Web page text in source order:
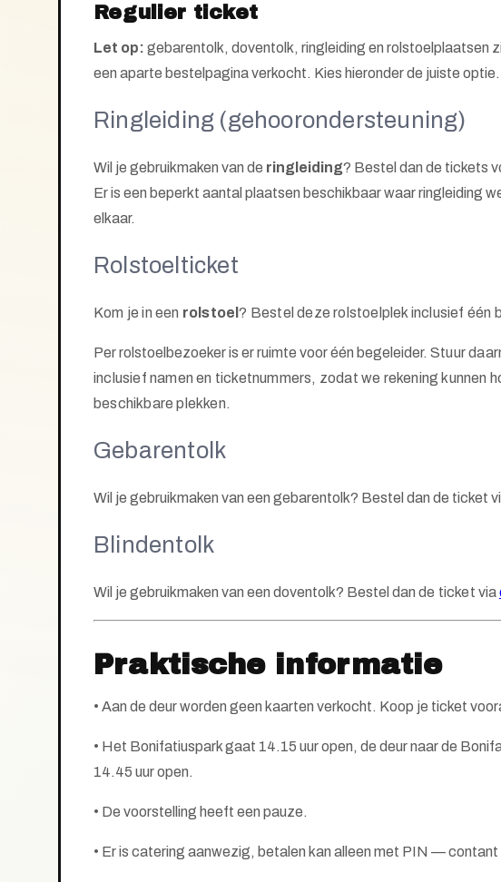
Regulier ticket
Let op: gebarentolk, doventolk, ringleiding en rolstoelplaatsen
een aparte bestelpagina verkocht. Kies hieronder de juiste optie.
Ringleiding (gehoorondersteuning)
Wil je gebruikmaken van de ringleiding? Bestel dan de tickets
Er is een beperkt aantal plaatsen beschikbaar waar ringleiding
elkaar.
Rolstoelticket
Kom je in een rolstoel? Bestel deze rolstoelplek inclusief één
Per rolstoelbezoeker is er ruimte voor één begeleider. Stuur
inclusief namen en ticketnummers, zodat we rekening kunnen
beschikbare plekken.
Gebarentolk
Wil je gebruikmaken van een gebarentolk? Bestel dan de ticket
Blindentolk
Wil je gebruikmaken van een doventolk? Bestel dan de ticket via
Praktische informatie
• Aan de deur worden geen kaarten verkocht. Koop je ticket
• Het Bonifatiuspark gaat 14.15 uur open, de deur naar de
14.45 uur open.
• De voorstelling heeft een pauze.
• Er is catering aanwezig, betalen kan alleen met PIN — contant